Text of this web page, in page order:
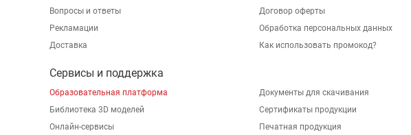
Вопросы и ответы
Рекламации
Доставка
Договор оферты
Обработка персональных данных
Как использовать промокод?
Сервисы и поддержка
Образовательная платформа
Библиотека 3D моделей
Онлайн-сервисы
Документы для скачивания
Сертификаты продукции
Печатная продукция